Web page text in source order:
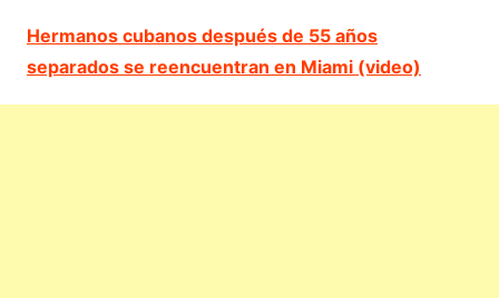
Hermanos cubanos después de 55 años
separados se reencuentran en Miami (video)